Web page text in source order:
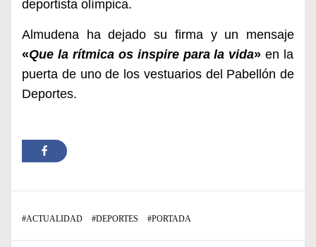
deportista olímpica.
Almudena ha dejado su firma y un mensaje
«Que la rítmica os inspire para la vida»en la
puerta de uno de los vestuarios del Pabellón de
Deportes.
#ACTUALIDAD #DEPORTES #PORTADA